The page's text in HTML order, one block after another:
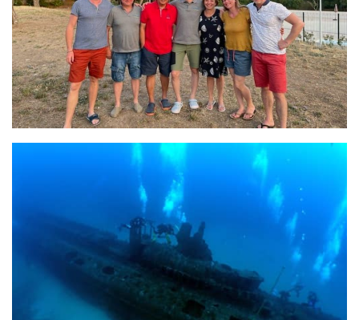
Moniteur Fédéral
Organisation
Responsables
Fosse
Sorties techniques
APNEE
Sorties 2025
Sorties 2024
Sorties 2023
Sorties 2022